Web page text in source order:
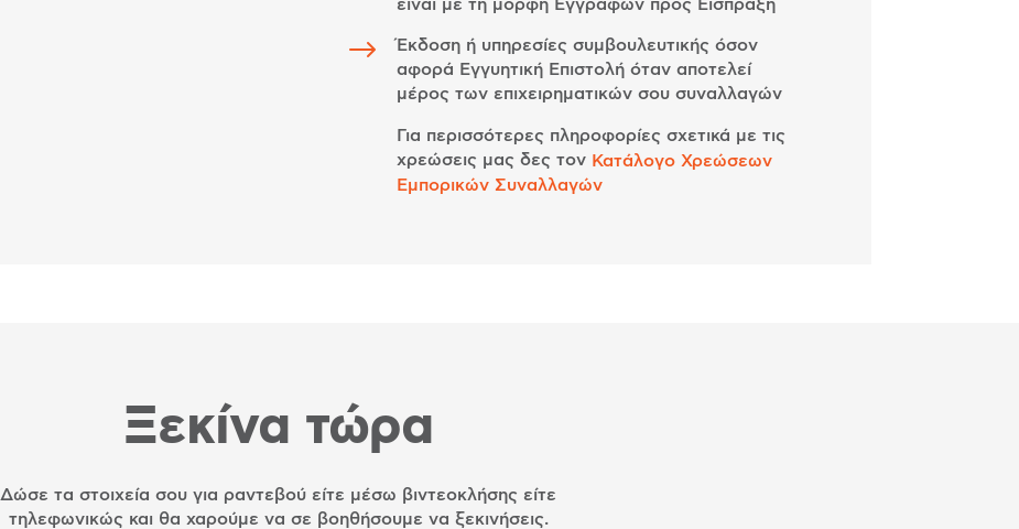
είναι με τη μορφή Εγγράφων προς Είσπραξη
$
Έκδοση ή υπηρεσίες συμβουλευτικής όσον
αφορά Εγγυητική Επιστολή όταν αποτελεί
μέρος των επιχειρηματικών σου συναλλαγών
Για περισσότερες πληροφορίες σχετικά με τις
χρεώσεις μας δες τον Κατάλογο Χρεώσεων
Εμπορικών Συναλλαγών
Ξεκίνα τώρα
Δώσε τα στοιχεία σου για ραντεβού είτε μέσω βιντεοκλήσης είτε
τηλεφωνικώς και θα χαρούμε να σε βοηθήσουμε να ξεκινήσεις.